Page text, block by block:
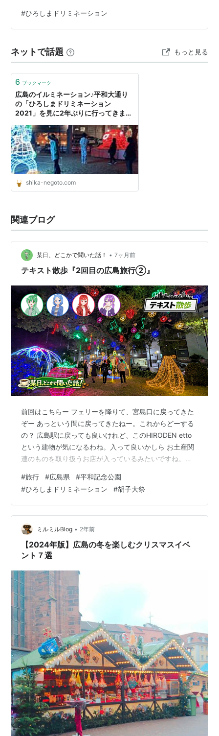
#ひろしまドリミネーション
ネットで話題 もっと見る
6 ブックマーク
広島のイルミネーション♪平和大通り
の「ひろしまドリミネーション
2021」を見に2年ぶりに行ってきまし
言
shika-negoto.com
関連ブログ
某日、どこかで聞いた話！ • 7ヶ月前
テキスト散歩『2回目の広島旅行②』
前回はこちらー フェリーを降りて、宮島口に戻ってきた
ぞー あっという間に戻ってきたねー。これからどーする
の？ 広島駅に戻っても良いけれど、このHIRODEN etto
という建物が気になるわね。入って良いかしら お土産関
連のものを取り扱うお店が入っているみたいですね。入
いうお店にやって来たぞ。広島に関する食べ物は広島駅
でも買えるが、部屋飲み用に何か買っておこうかな 冬風
お、良いですね！ って……部屋飲みするんですか？ 蘭那
そうよね、旅行先では毎回お店で食べて飲んでいたけれ
ど、今回は違うの？ 未虎 ああ、言ってなかったか。今ま
では店で飲んで…
#旅行 #広島県 #平和記念公園
#ひろしまドリミネーション #胡子大祭
ミルミルBlog • 2年前
【2024年版】広島の冬を楽しむクリスマスイベ
ント７選